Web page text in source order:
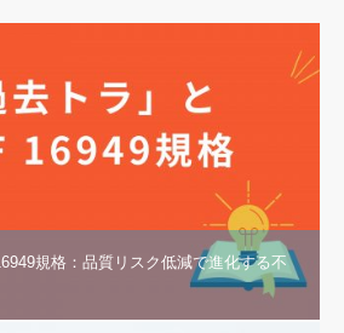
規格：品質リスク低減で進化する不